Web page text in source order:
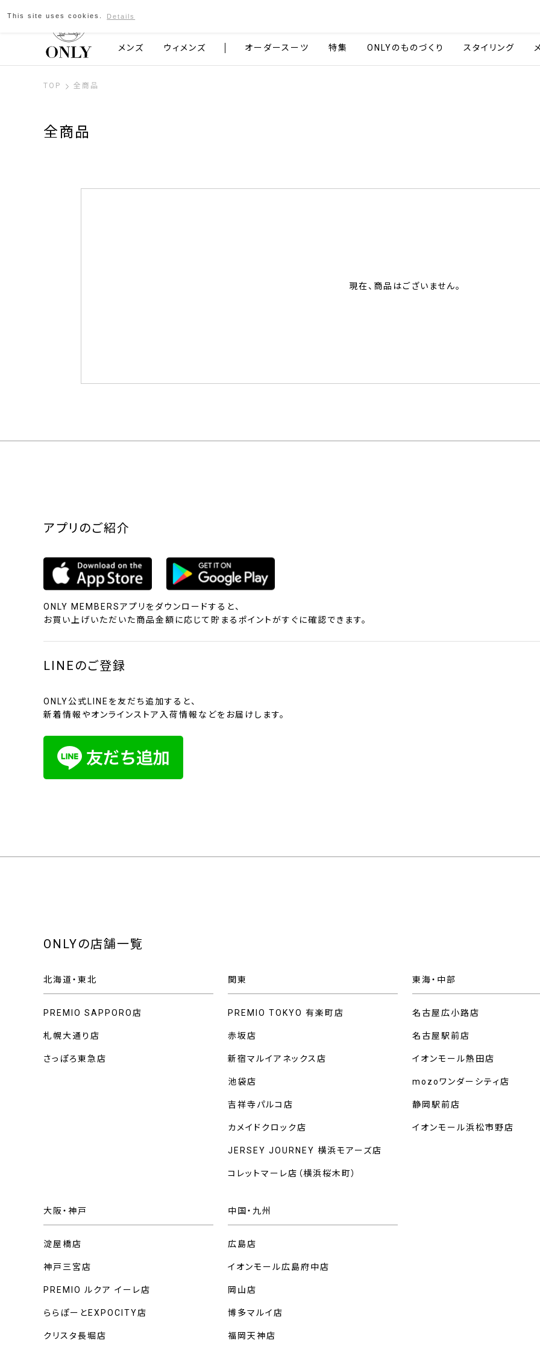
京都発のスーツブランド ONLY
メンズ ウィメンズ オーダースーツ 特集 ONLYのものづくり スタイリング
TOP 全商品
全商品
現在、商品はございません。
アプリのご紹介
ONLY MEMBERSアプリをダウンロードすると、
お買い上げいただいた商品金額に応じて貯まるポイントがすぐに確認できます。
LINEのご登録
ONLY公式LINEを友だち追加すると、
新着情報やオンラインストア入荷情報などをお届けします。
ONLYの店舗一覧
北海道・東北
PREMIO SAPPORO店
札幌大通り店
さっぽろ東急店
関東
PREMIO TOKYO 有楽町店
赤坂店
新宿マルイアネックス店
池袋店
吉祥寺パルコ店
カメイドクロック店
JERSEY JOURNEY 横浜モアーズ店
コレットマーレ店（横浜桜木町）
東海・中部
名古屋広小路店
名古屋駅前店
イオンモール熱田店
mozoワンダーシティ店
静岡駅前店
イオンモール浜松市野店
大阪・神戸
淀屋橋店
神戸三宮店
PREMIO ルクア イーレ店
ららぽーとEXPOCITY店
クリスタ長堀店
中国・九州
広島店
イオンモール広島府中店
岡山店
博多マルイ店
福岡天神店
This site uses cookies. Details